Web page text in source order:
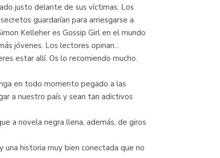
justo delante de sus víctimas. Los
guardarían para arriesgarse a
Kelleher es Gossip Girl en el mundo
jóvenes. Los lectores opinan...
estar allí. Os lo recomiendo mucho.
en todo momento pegado a las
a nuestro país y sean tan adictivos
a novela negra llena, además, de giros
historia muy bien conectada que no